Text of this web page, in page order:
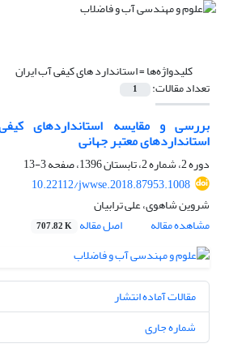
کلیدواژه‌ها =استاندارد های کیفی آب ایران
تعداد مقالات: 1
بررسی و مقایسه استانداردهای
استانداردهای معتبر جهانی
دوره 2، شماره 2، تابستان 1396، صفحه
3-13
10.22112/jwwse.2018.87953.1008
شروین شاهوی، علی ترابیان
مشاهده مقاله
اصل مقاله 707.82 K
مقالات آماده انتشار
شماره جاری